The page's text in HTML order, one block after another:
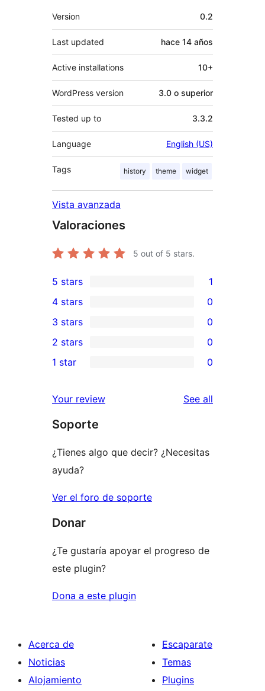
Meta
Version 0.2
Last updated hace 14 años
Active installations 10+
WordPress version 3.0 o superior
Tested up to 3.3.2
Language English (US)
Tags history theme widget
Vista avanzada
Valoraciones
5 out of 5 stars.
1
5-
star
review
5 stars 1
4-
star
reviews
4 stars 0
0
3-
star
3 stars 0
2-
reviews
2 stars 0
star
reviews
1 star 0
Your review See all
Soporte
¿Tienes algo que decir? ¿Necesitas
ayuda?
Ver el foro de soporte
Donar
¿Te gustaría apoyar el progreso de
este plugin?
Dona a este plugin
Acerca de
Noticias
Alojamiento
Escaparate
Temas
Plugins